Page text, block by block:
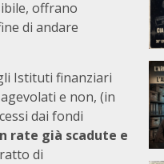
offrano
di andare
Istituti finanziari
e non, (in
dai fondi
rate già scadute e
di